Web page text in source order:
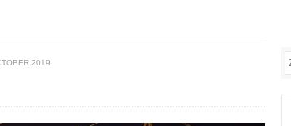
2019